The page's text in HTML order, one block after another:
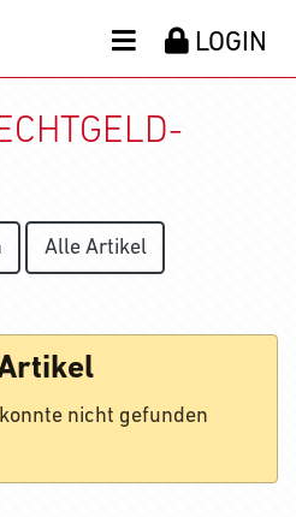
LOGIN
Alle Artikel
nicht gefunden